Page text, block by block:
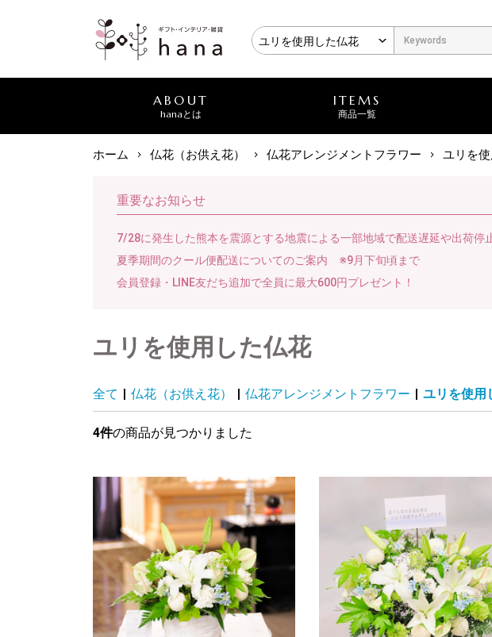
ABOUT
hanaとは
ITEMS
商品一覧
ホーム 仏花（お供え花） 仏花アレンジメントフラワー ユリを
重要なお知らせ
7/28に発生した熊本を震源とする地震による一部地域で配送遅延や出荷停
夏季期間のクール便配送についてのご案内 ※9月下旬頃まで
会員登録・LINE友だち追加で全員に最大600円プレゼント！
ユリを使用した仏花
全て | 仏花（お供え花） | 仏花アレンジメントフラワー | ユリを使用
4件の商品が見つかりました